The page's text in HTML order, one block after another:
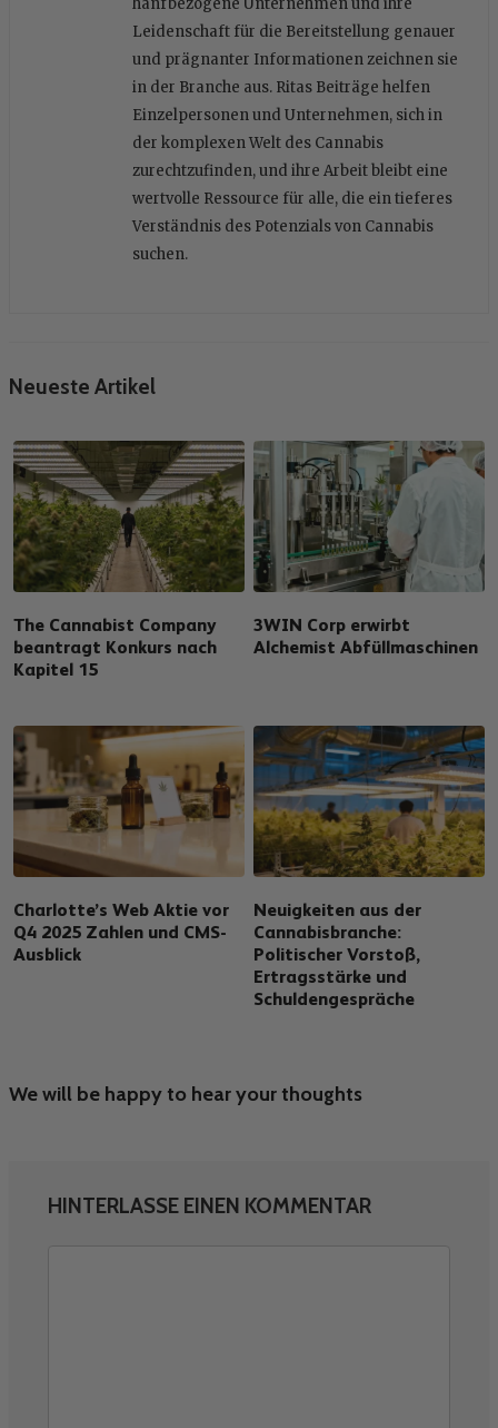
hanfbezogene Unternehmen und ihre
Leidenschaft für die Bereitstellung genauer
und prägnanter Informationen zeichnen sie
in der Branche aus. Ritas Beiträge helfen
Einzelpersonen und Unternehmen, sich in
der komplexen Welt des Cannabis
zurechtzufinden, und ihre Arbeit bleibt eine
wertvolle Ressource für alle, die ein tieferes
Verständnis des Potenzials von Cannabis
suchen.
Neueste Artikel
The Cannabist Company
beantragt Konkurs nach
Kapitel 15
3WIN Corp erwirbt
Alchemist Abfüllmaschinen
Charlotte’s Web Aktie vor
Q4 2025 Zahlen und CMS-
Ausblick
Neuigkeiten aus der
Cannabisbranche:
Politischer Vorstoß,
Ertragsstärke und
Schuldengespräche
We will be happy to hear your thoughts
HINTERLASSE EINEN KOMMENTAR